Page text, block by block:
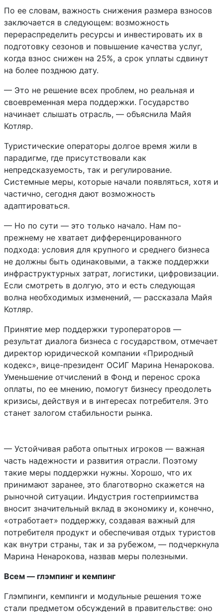
По ее словам, важность снижения размера взносов
заключается в следующем: возможность
перераспределить ресурсы и инвестировать их в
подготовку сезонов и повышение качества услуг,
когда взнос снижен на 25%, а срок уплаты сдвинут
на более позднюю дату.
— Это не решение всех проблем, но реальная и
своевременная мера поддержки. Государство
начинает слышать отрасль, — объяснила Майя
Котляр.
Туристические операторы долгое время жили в
парадигме, где присутствовали как
непредсказуемость, так и регулирование.
Системные меры, которые начали появляться, хотя и
частично, сегодня дают возможность
адаптироваться.
— Но по сути — это только начало. Нам по-
прежнему не хватает дифференцированного
подхода: условия для крупного и среднего бизнеса
не должны быть одинаковыми, а также поддержки
инфраструктурных затрат, логистики, цифровизации.
Если смотреть в долгую, это и есть следующая
волна необходимых изменений, — рассказала Майя
Котляр.
Принятие мер поддержки туроператоров —
результат диалога бизнеса с государством, отмечает
директор юридической компании «Природный
кодекс», вице-президент ОСИГ Марина Ненарокова.
Уменьшение отчислений в Фонд и перенос срока
оплаты, по ее мнению, помогут бизнесу преодолеть
кризисы, действуя и в интересах потребителя. Это
станет залогом стабильности рынка.
— Устойчивая работа опытных игроков — важная
часть надежности и развития отрасли. Поэтому
такие меры поддержки нужны. Хорошо, что их
принимают заранее, это благотворно скажется на
рыночной ситуации. Индустрия гостеприимства
вносит значительный вклад в экономику и, конечно,
«отработает» поддержку, создавая важный для
потребителя продукт и обеспечивая отдых туристов
как внутри страны, так и за рубежом, — подчеркнула
Марина Ненарокова, назвав меры полезными.
Всем — глэмпинг и кемпинг
Глэмпинги, кемпинги и модульные решения тоже
стали предметом обсуждений в правительстве: оно